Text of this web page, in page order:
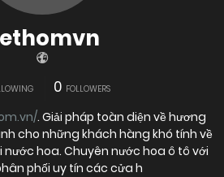
0 FOLLOWERS
. Giải pháp toàn diện về hương
cho những khách hàng khó tính về
hoa. Chuyên nước hoa ô tô với
phối uy tín các cửa h